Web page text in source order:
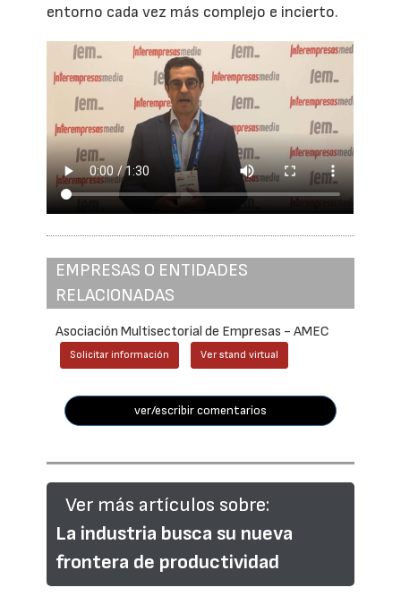
entorno cada vez más complejo e incierto.
EMPRESAS O ENTIDADES
RELACIONADAS
Asociación Multisectorial de Empresas - AMEC
Solicitar información Ver stand virtual
ver/escribir comentarios
Ver más artículos sobre:
La industria busca su nueva
frontera de productividad